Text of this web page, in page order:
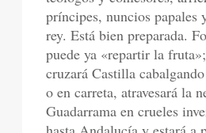
príncipes, nuncios papales
rey. Está bien preparada.
puede ya «repartir la
cruzará Castilla
o en carreta, atravesará la
Guadarrama en crueles